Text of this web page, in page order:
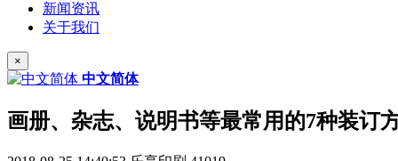
新闻资讯
关于我们
×
中文简体
画册、杂志、说明书等最常用的7种装订